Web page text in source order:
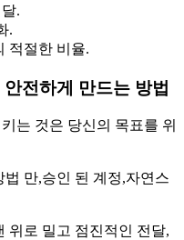
.
.
적절한 비율.
전하게 만드는 방법
는 것은 당신의 목표를 위
만,승인 된 계정,자연스
위로 밀고 점진적인 전달,